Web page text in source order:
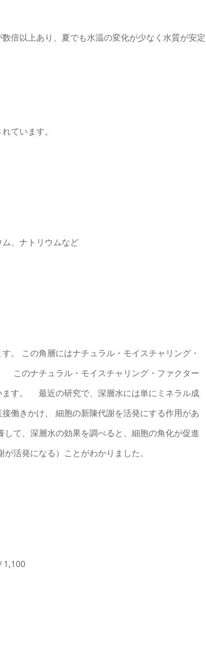
倍以上あり、夏でも水温の変化が少なく水質が安定
ています。
、ナトリウムなど
。 この角層にはナチュラル・モイスチャリング・
このナチュラル・モイスチャリング・ファクター
ます。 最近の研究で、深層水には単にミネラル成
働きかけ、 細胞の新陳代謝を活発にする作用があ
て、深層水の効果を調べると、細胞の角化が促進
活発になる）ことがわかりました。
1,100